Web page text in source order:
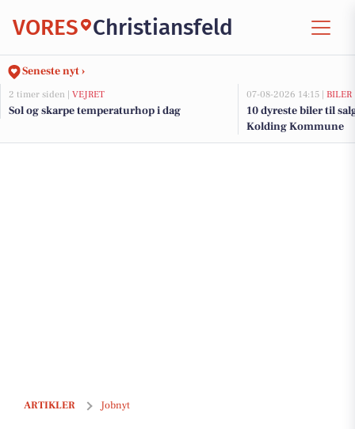
VORES Christiansfeld
Seneste nyt ›
2 timer siden | VEJRET
Sol og skarpe temperaturhop i dag
07-08-2026 14:15 | BILER
10 dyreste biler til
Kolding Kommune
ARTIKLER Jobnyt
Aftenvagt som SSA/SSH på Kongebrocentret med fokus på trygge